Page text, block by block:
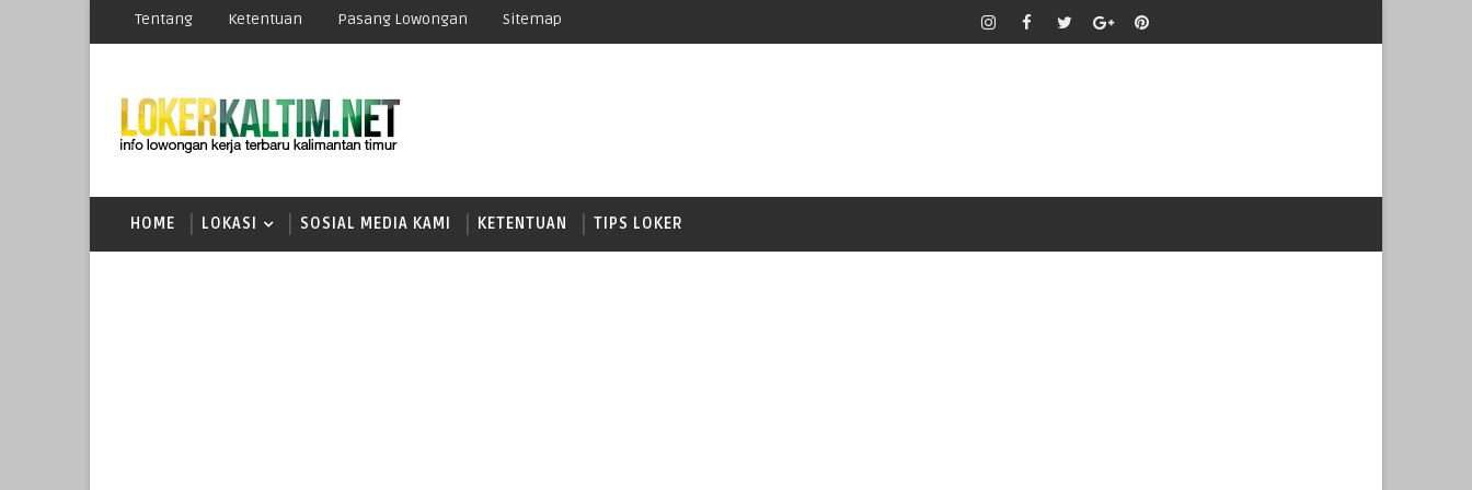
Tentang Ketentuan Pasang Lowongan Sitemap
HOME LOKASI SOSIAL MEDIA KAMI KETENTUAN TIPS LOKER